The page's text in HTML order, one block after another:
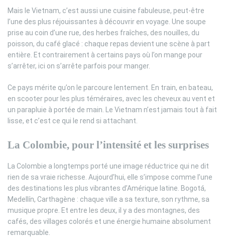
Mais le Vietnam, c’est aussi une cuisine fabuleuse, peut-être
l’une des plus réjouissantes à découvrir en voyage. Une soupe
prise au coin d’une rue, des herbes fraîches, des nouilles, du
poisson, du café glacé : chaque repas devient une scène à part
entière. Et contrairement à certains pays où l’on mange pour
s’arrêter, ici on s’arrête parfois pour manger.
Ce pays mérite qu’on le parcoure lentement. En train, en bateau,
en scooter pour les plus téméraires, avec les cheveux au vent et
un parapluie à portée de main. Le Vietnam n’est jamais tout à fait
lisse, et c’est ce qui le rend si attachant.
La Colombie, pour l’intensité et les surprises
La Colombie a longtemps porté une image réductrice qui ne dit
rien de sa vraie richesse. Aujourd’hui, elle s’impose comme l’une
des destinations les plus vibrantes d’Amérique latine. Bogotá,
Medellín, Carthagène : chaque ville a sa texture, son rythme, sa
musique propre. Et entre les deux, il y a des montagnes, des
cafés, des villages colorés et une énergie humaine absolument
remarquable.